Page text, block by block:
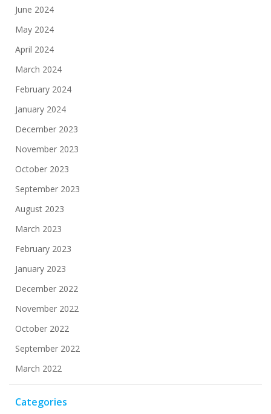
June 2024
May 2024
April 2024
March 2024
February 2024
January 2024
December 2023
November 2023
October 2023
September 2023
August 2023
March 2023
February 2023
January 2023
December 2022
November 2022
October 2022
September 2022
March 2022
Categories